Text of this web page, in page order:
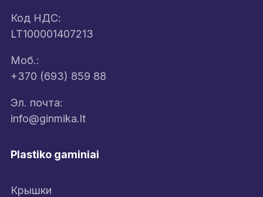
Код НДС:
LT100001407213
Моб.:
+370 (693) 859 88
Эл. почта:
info@ginmika.lt
Plastiko gaminiai
Крышки